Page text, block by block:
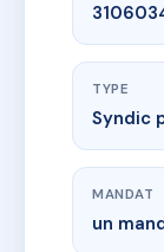
TYPE
Syndic
MANDAT
un